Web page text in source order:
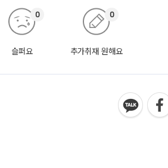
슬퍼요
0
추가취재 원해요
0